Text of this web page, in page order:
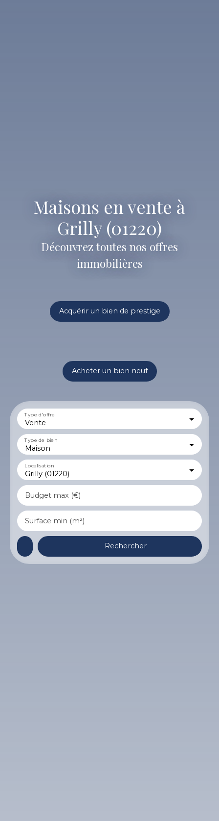
Maisons en vente à
Grilly (01220)
Découvrez toutes nos offres
immobilières
Acquérir un bien de prestige
Acheter un bien neuf
Vente
Type d'offre
Maison
Type de bien
Grilly (01220)
Localisation
Budget max (€)
Surface min (m²)
Rechercher